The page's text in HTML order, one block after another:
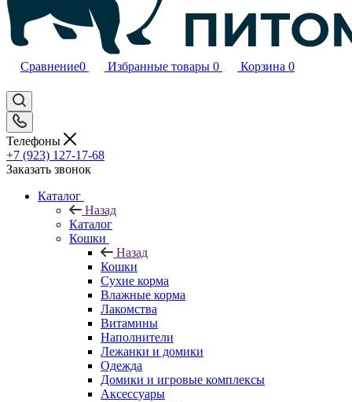
Сравнение0 Избранные товары 0 Корзина 0
Телефоны
+7 (923) 127-17-68
Заказать звонок
Каталог
Назад
Каталог
Кошки
Назад
Кошки
Сухие корма
Влажные корма
Лакомства
Витамины
Наполнители
Лежанки и домики
Одежда
Домики и игровые комплексы
Аксессуары